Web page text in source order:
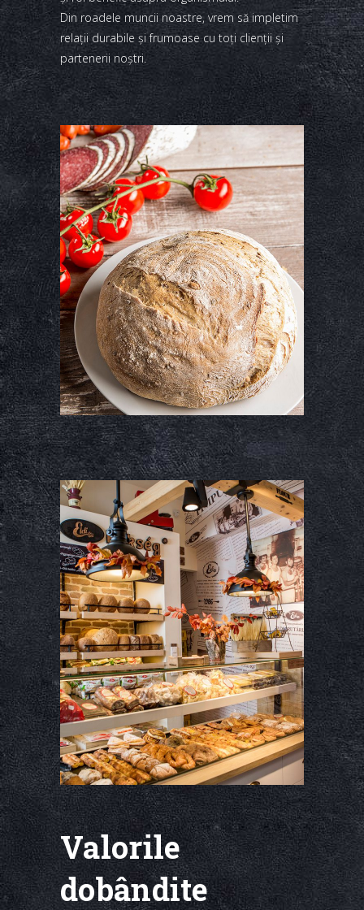
Din roadele muncii noastre, vrem să impletim
relaţii durabile şi frumoase cu toţi clienţii şi
partenerii noştri.
Valorile
dobândite